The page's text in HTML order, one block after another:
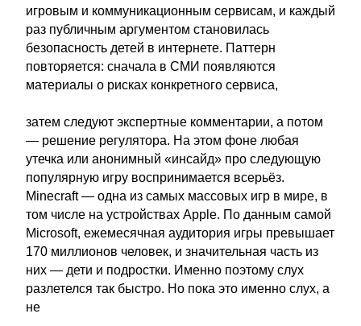
игровым и коммуникационным сервисам, и каждый
раз публичным аргументом становилась
безопасность детей в интернете. Паттерн
повторяется: сначала в СМИ появляются
материалы о рисках конкретного сервиса,
затем следуют экспертные комментарии, а потом
— решение регулятора. На этом фоне любая
утечка или анонимный «инсайд» про следующую
популярную игру воспринимается всерьёз.
Minecraft — одна из самых массовых игр в мире, в
том числе на устройствах Apple. По данным самой
Microsoft, ежемесячная аудитория игры превышает
170 миллионов человек, и значительная часть из
них — дети и подростки. Именно поэтому слух
разлетелся так быстро. Но пока это именно слух, а
не